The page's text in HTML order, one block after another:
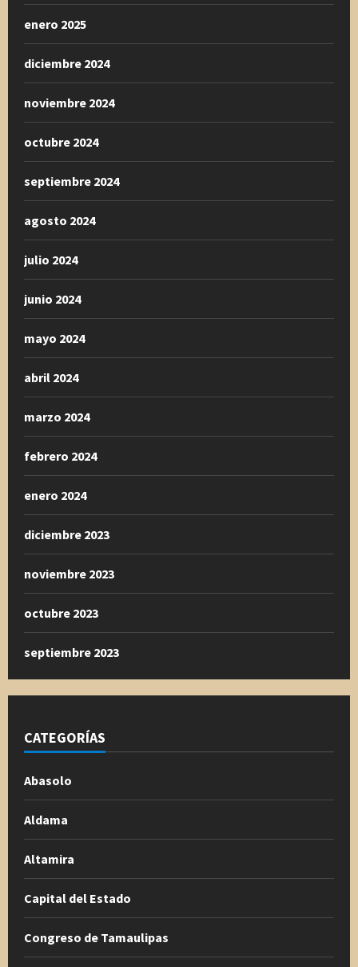
enero 2025
diciembre 2024
noviembre 2024
octubre 2024
septiembre 2024
agosto 2024
julio 2024
junio 2024
mayo 2024
abril 2024
marzo 2024
febrero 2024
enero 2024
diciembre 2023
noviembre 2023
octubre 2023
septiembre 2023
CATEGORÍAS
Abasolo
Aldama
Altamira
Capital del Estado
Congreso de Tamaulipas